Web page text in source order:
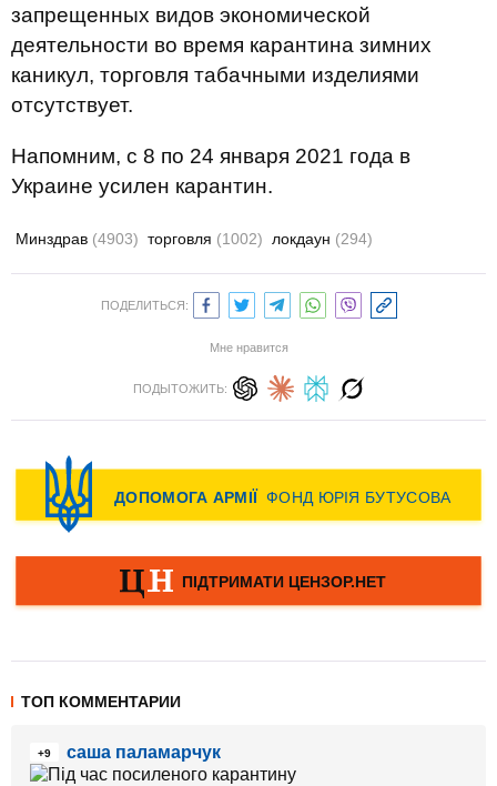
запрещенных видов экономической
деятельности во время карантина зимних
каникул, торговля табачными изделиями
отсутствует.
Напомним, с 8 по 24 января 2021 года в
Украине усилен карантин.
Минздрав (4903) торговля (1002) локдаун (294)
ПОДЕЛИТЬСЯ:
Мне нравится
ПОДЫТОЖИТЬ:
ТОП КОММЕНТАРИИ
+9 саша паламарчук